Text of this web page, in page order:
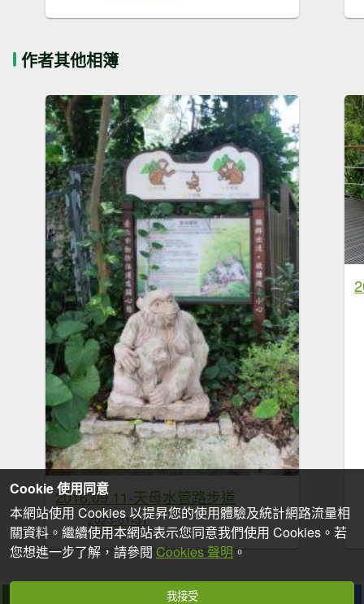
作者其他相簿
2016.09.11-天母水管路步道
2023-01-31
Cookie 使用同意
本網站使用 Cookies 以提昇您的使用體驗及統計網路流量相
關資料。繼續使用本網站表示您同意我們使用 Cookies。若
您想進一步了解，請參閱 Cookies 聲明 。
我接受